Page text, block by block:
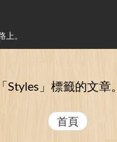
。
Styles」標籤的文章。
首頁